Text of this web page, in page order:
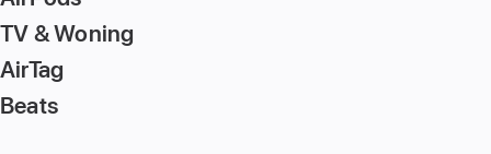
TV & Woning
AirTag
Beats